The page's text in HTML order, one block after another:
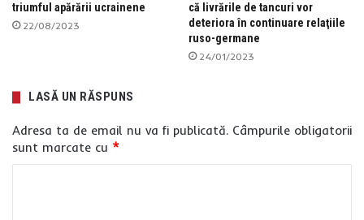
triumful apărării ucrainene
22/08/2023
că livrările de tancuri vor
deteriora în continuare relaţiile
ruso-germane
24/01/2023
LASĂ UN RĂSPUNS
Adresa ta de email nu va fi publicată. Câmpurile obligatorii
sunt marcate cu *